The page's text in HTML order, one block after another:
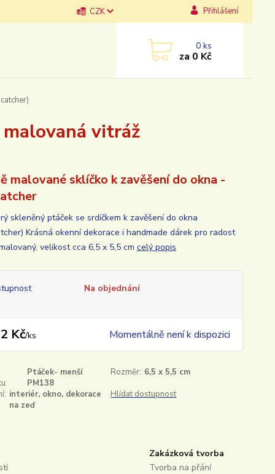
CZK Přihlášení
0ks
za 0 Kč
vitráž
malované sklíčko k zavěšení do okna -
skleněný ptáček se srdíčkem k zavěšení do okna
Krásná okenní dekorace i handmade dárek pro radost
velikost cca 6,5 x 5,5 cm celý popis
Na objednání
Kč/ks Momentálně není k dispozici
Ptáček- menší
PM138
Rozměr: 6,5 x 5,5 cm
interiér, okno, dekorace
na zeď
Hlídat dostupnost
Zakázková tvorba
Tvorba na přání